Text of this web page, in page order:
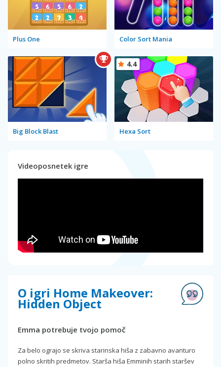
Plus One Color Sort Mania
Big Block Blast Hexa Sort
4.4
Videoposnetek igre
O igri Home Makeover:
Hidden Object
Emma potrebuje tvojo pomoč
Za belo ograjo se skriva starinska hiša z zabavno avanturo
polno skritih predmetov. Starša hiša Emminih starih staršev